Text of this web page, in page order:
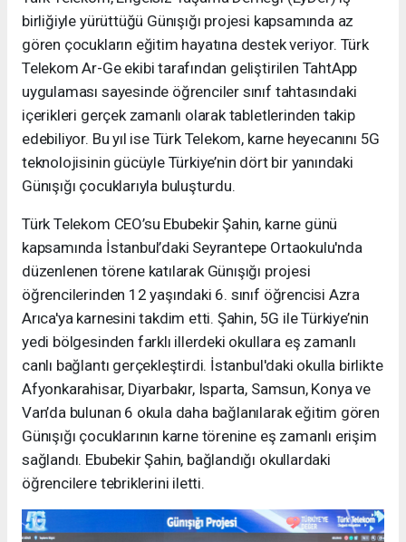
birliğiyle yürüttüğü Günışığı projesi kapsamında az
gören çocukların eğitim hayatına destek veriyor. Türk
Telekom Ar-Ge ekibi tarafından geliştirilen TahtApp
uygulaması sayesinde öğrenciler sınıf tahtasındaki
içerikleri gerçek zamanlı olarak tabletlerinden takip
edebiliyor. Bu yıl ise Türk Telekom, karne heyecanını 5G
teknolojisinin gücüyle Türkiye’nin dört bir yanındaki
Günışığı çocuklarıyla buluşturdu.
Türk Telekom CEO’su Ebubekir Şahin, karne günü
kapsamında İstanbul’daki Seyrantepe Ortaokulu'nda
düzenlenen törene katılarak Günışığı projesi
öğrencilerinden 12 yaşındaki 6. sınıf öğrencisi Azra
Arıca'ya karnesini takdim etti. Şahin, 5G ile Türkiye’nin
yedi bölgesinden farklı illerdeki okullara eş zamanlı
canlı bağlantı gerçekleştirdi. İstanbul'daki okulla birlikte
Afyonkarahisar, Diyarbakır, Isparta, Samsun, Konya ve
Van’da bulunan 6 okula daha bağlanılarak eğitim gören
Günışığı çocuklarının karne törenine eş zamanlı erişim
sağlandı. Ebubekir Şahin, bağlandığı okullardaki
öğrencilere tebriklerini iletti.